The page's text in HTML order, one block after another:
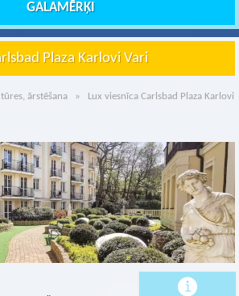
GALAMĒRĶI
Plaza Karlovi Vari
tūres, ārstēšana » Lux viesnīca Carlsbad Plaza Karlovi